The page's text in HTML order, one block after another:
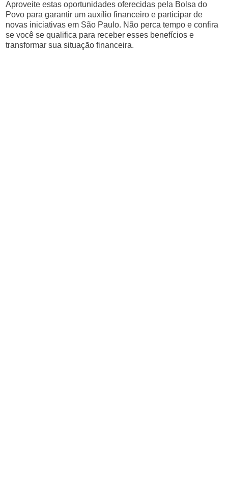
Aproveite estas oportunidades oferecidas pela Bolsa do
Povo para garantir um auxílio financeiro e participar de
novas iniciativas em São Paulo. Não perca tempo e confira
se você se qualifica para receber esses benefícios e
transformar sua situação financeira.